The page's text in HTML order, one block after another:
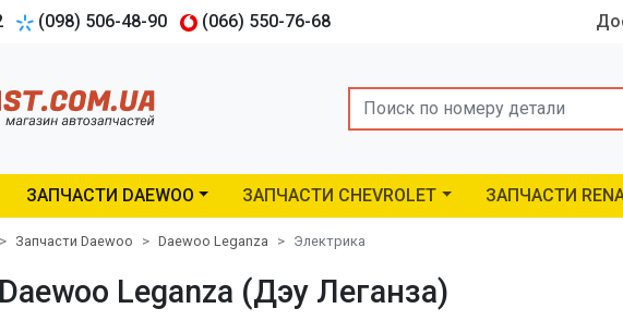
(098) 506-48-90 (066) 550-76-68
Search
ЗАПЧАСТИ DAEWOO ЗАПЧАСТИ CHEVROLET ЗАПЧАСТИ
Запчасти Daewoo Daewoo Leganza Электрика
Leganza (Дэу Леганза)